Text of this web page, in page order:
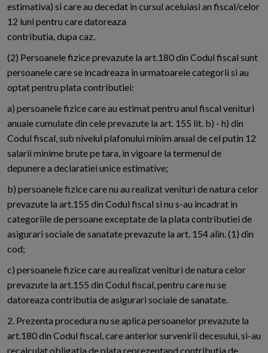
estimativa) si care au decedat in cursul aceluiasi an fiscal/celor
12 luni pentru care datoreaza
contributia, dupa caz.
(2) Persoanele fizice prevazute la art.180 din Codul fiscal sunt
persoanele care se incadreaza in urmatoarele categorii si au
optat pentru plata contributiei:
a) persoanele fizice care au estimat pentru anul fiscal venituri
anuale cumulate din cele prevazute la art. 155 lit. b) - h) din
Codul fiscal, sub nivelul plafonului minim anual de cel putin 12
salarii minime brute pe tara, in vigoare la termenul de
depunere a declaratiei unice estimative;
b) persoanele fizice care nu au realizat venituri de natura celor
prevazute la art.155 din Codul fiscal si nu s-au incadrat in
categoriile de persoane exceptate de la plata contributiei de
asigurari sociale de sanatate prevazute la art. 154 alin. (1) din
cod;
c) persoanele fizice care au realizat venituri de natura celor
prevazute la art.155 din Codul fiscal, pentru care nu se
datoreaza contributia de asigurari sociale de sanatate.
2. Prezenta procedura nu se aplica persoanelor prevazute la
art.180 din Codul fiscal, care anterior survenirii decesului, si-au
recalculat obligatia de plata reprezentand contributia de